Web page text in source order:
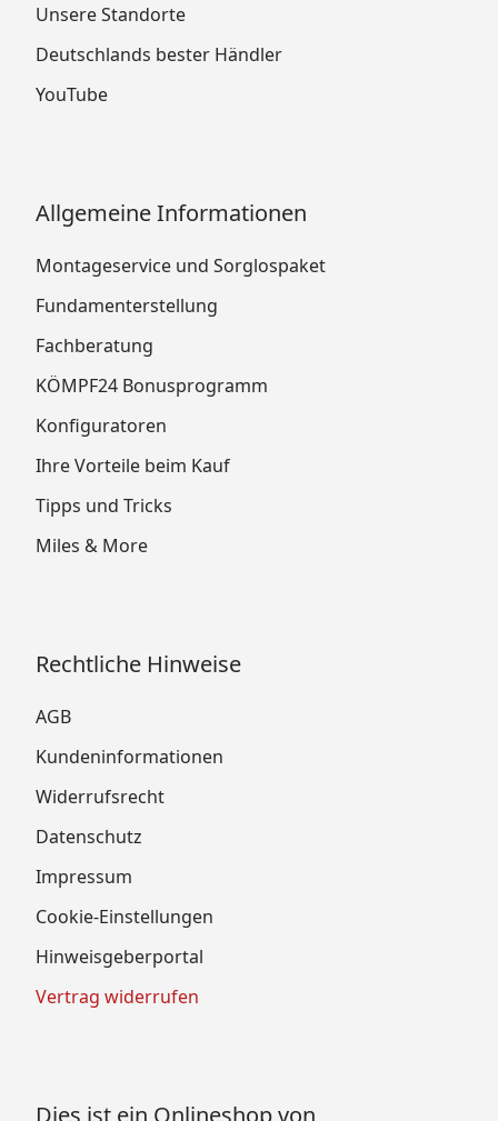
Unsere Standorte
Deutschlands bester Händler
YouTube
Allgemeine Informationen
Montageservice und Sorglospaket
Fundamenterstellung
Fachberatung
KÖMPF24 Bonusprogramm
Konfiguratoren
Ihre Vorteile beim Kauf
Tipps und Tricks
Miles & More
Rechtliche Hinweise
AGB
Kundeninformationen
Widerrufsrecht
Datenschutz
Impressum
Cookie-Einstellungen
Hinweisgeberportal
Vertrag widerrufen
Dies ist ein Onlineshop von